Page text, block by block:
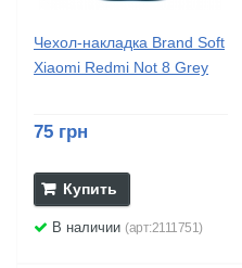
Чехол-накладка Brand Soft
Xiaomi Redmi Not 8 Grey
75 грн
Купить
В наличии (арт:2111751)